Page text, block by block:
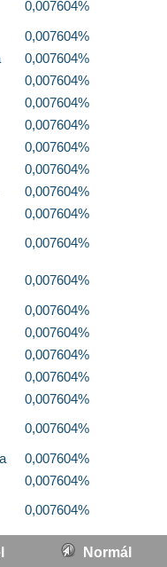
0,007604%
0,007604%
0,007604%
0,007604%
0,007604%
0,007604%
0,007604%
0,007604%
0,007604%
0,007604%
0,007604%
0,007604%
0,007604%
0,007604%
0,007604%
0,007604%
0,007604%
0,007604%
0,007604%
0,007604%
0,007604%
Normál